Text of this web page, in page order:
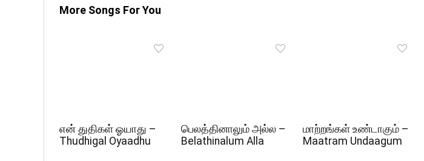
More Songs For You
என் துதிகள் ஓயாது –
Thudhigal Oyaadhu
பெலத்தினாலும் அல்ல –
Belathinalum Alla
மாற்றங்கள் உண்டாகும் –
Maatram Undaagum